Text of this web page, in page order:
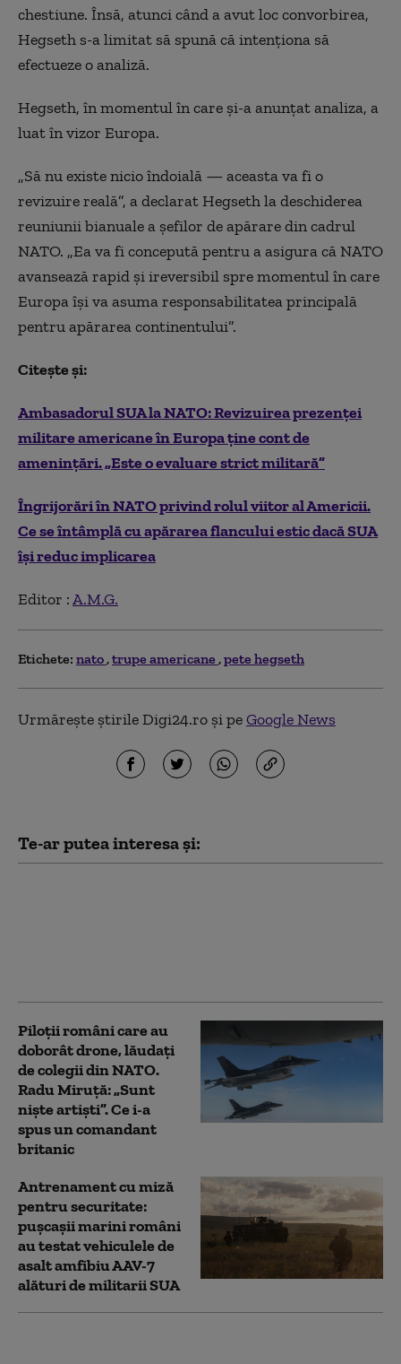
chestiune. Însă, atunci când a avut loc convorbirea,
Hegseth s-a limitat să spună că intenționa să
efectueze o analiză.
Hegseth, în momentul în care și-a anunțat analiza, a
luat în vizor Europa.
„Să nu existe nicio îndoială — aceasta va fi o
revizuire reală”, a declarat Hegseth la deschiderea
reuniunii bianuale a șefilor de apărare din cadrul
NATO. „Ea va fi concepută pentru a asigura că NATO
avansează rapid și ireversibil spre momentul în care
Europa își va asuma responsabilitatea principală
pentru apărarea continentului”.
Citește și:
Ambasadorul SUA la NATO: Revizuirea prezenţei
militare americane în Europa ţine cont de
ameninţări. „Este o evaluare strict militară”
Îngrijorări în NATO privind rolul viitor al Americii.
Ce se întâmplă cu apărarea flancului estic dacă SUA
își reduc implicarea
Editor :A.M.G.
Etichete: nato trupe americane pete hegseth
Urmărește știrile Digi24.ro și peGoogle News
Te-ar putea interesa și:
Piloții români care au
doborât drone, lăudați
de colegii din NATO.
Radu Miruță: „Sunt
niște artiști”. Ce i-a
spus un comandant
britanic
Antrenament cu miză
pentru securitate:
pușcașii marini români
au testat vehiculele de
asalt amfibiu AAV-7
alături de militarii SUA